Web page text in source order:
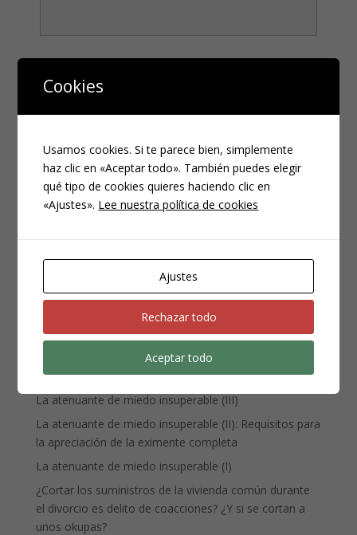
CATEGORÍAS
Compliance
Noticias
Penal
Penitenciario
ENTRADAS RECIENTES
Denuncia, querella y atestado policial: por qué no es lo
mismo
La atenuante de miedo insuperable (III)
La atenuante de miedo insuperable (II): Requisitos para
la apreciación de la eximente completa
La atenuante de miedo insuperable (I)
¿Cortar los suministros de la vivienda común durante
el divorcio es delito de coacciones? ¿Y si se cortan a
unos okupas?
Cookies
Usamos cookies. Si te parece bien, simplemente
haz clic en «Aceptar todo». También puedes elegir
qué tipo de cookies quieres haciendo clic en
«Ajustes». Lee nuestra política de cookies
Ajustes
Rechazar todo
Aceptar todo